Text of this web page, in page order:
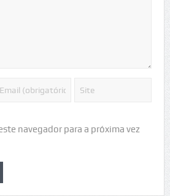
navegador para a próxima vez